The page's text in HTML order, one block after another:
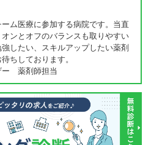
ム医療に参加する病院です。当直
ンとオフのバランスも取りやすい
したい、スキルアップしたい薬剤
ちしております。
ー 薬剤師担当